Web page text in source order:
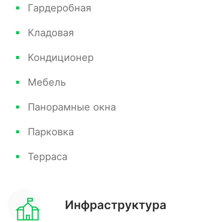
готовы к сделке.
Не упустите шанс увидеть все своими
глазами! Звоните прямо сейчас, чтобы
согласовать удобное время для просмотра и
"Лазурном береге 2"!
Гардеробная
Кладовая
Кондиционер
Мебель
Панорамные окна
Парковка
Терраса
Инфраструктура